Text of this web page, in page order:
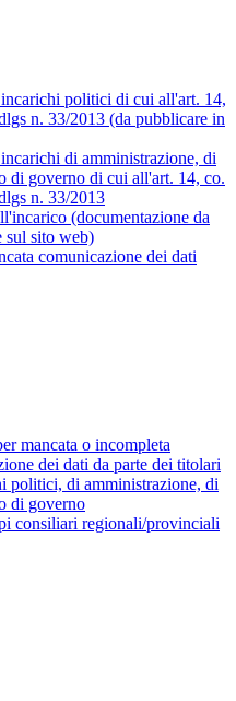
politici di cui all'art. 14,
n. 33/2013 (da pubblicare in
di amministrazione, di
di governo di cui all'art. 14, co.
n. 33/2013
(documentazione da
sul sito web)
comunicazione dei dati
mancata o incompleta
dei dati da parte dei titolari
politici, di amministrazione, di
di governo
consiliari regionali/provinciali